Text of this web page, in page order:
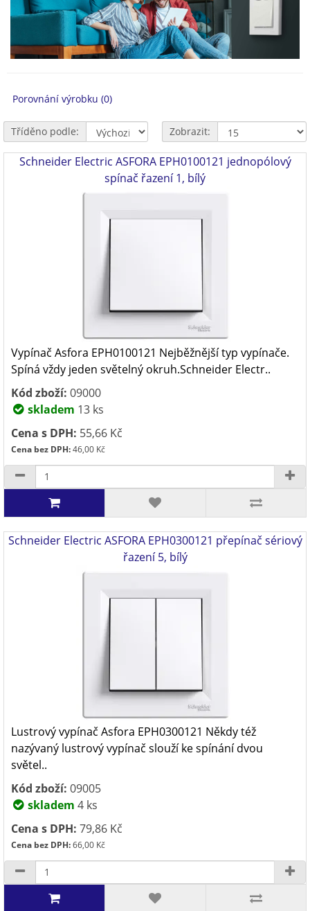
Porovnání výrobku (0)
Tříděno podle: Zobrazit:
Schneider Electric ASFORA EPH0100121 jednopólový
spínač řazení 1, bílý
Vypínač Asfora EPH0100121 Nejběžnější typ vypínače.
Spíná vždy jeden světelný okruh.Schneider Electr..
Kód zboží: 09000
skladem 13 ks
Cena s DPH: 55,66 Kč
Cena bez DPH:46,00 Kč
Schneider Electric ASFORA EPH0300121 přepínač sériový
řazení 5, bílý
Lustrový vypínač Asfora EPH0300121 Někdy též
nazývaný lustrový vypínač slouží ke spínání dvou
světel..
Kód zboží: 09005
skladem 4 ks
Cena s DPH: 79,86 Kč
Cena bez DPH:66,00 Kč